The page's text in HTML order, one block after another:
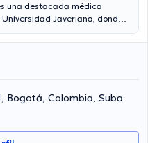
una destacada médica
Javeriana, donde
destacándose como una
de Anticoagulación en
un papel crucial en el
terapia anticoagulante. Su
son esenciales para
los pacientes que
esta forma de
Bogotá, Colombia, Suba